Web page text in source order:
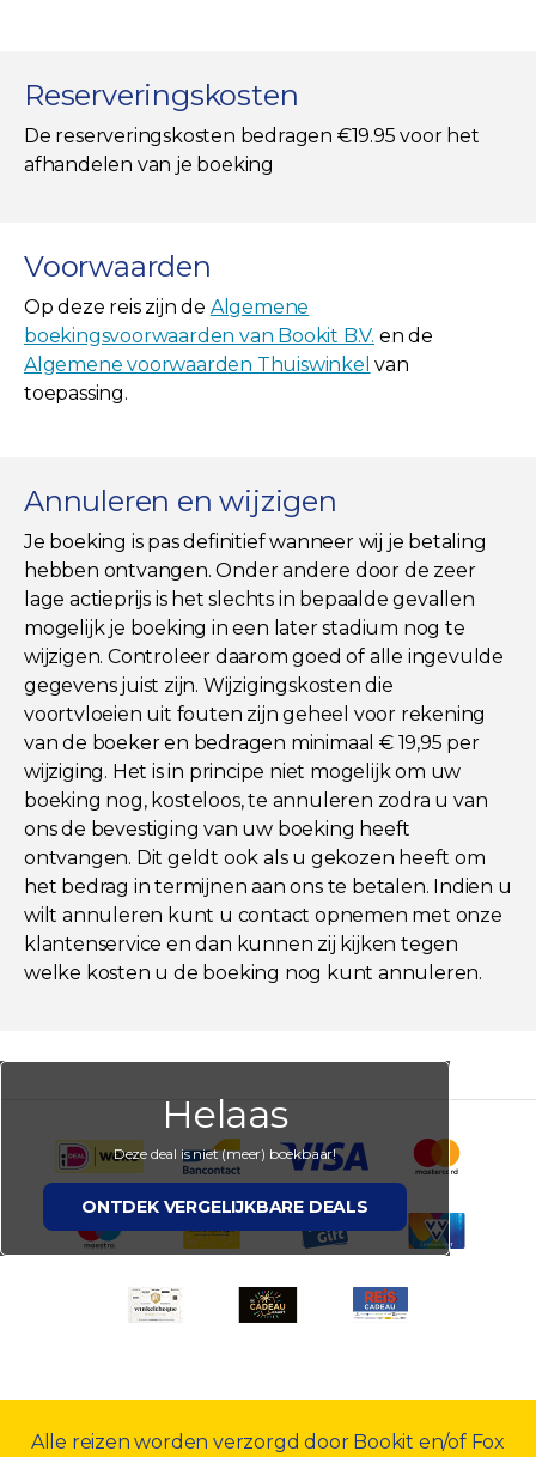
Reserveringskosten
De reserveringskosten bedragen €19.95 voor het
afhandelen van je boeking
Voorwaarden
Op deze reis zijn de Algemene
boekingsvoorwaarden van Bookit B.V. en de
Algemene voorwaarden Thuiswinkel van
toepassing.
Annuleren en wijzigen
Je boeking is pas definitief wanneer wij je betaling
hebben ontvangen. Onder andere door de zeer
lage actieprijs is het slechts in bepaalde gevallen
mogelijk je boeking in een later stadium nog te
wijzigen. Controleer daarom goed of alle ingevulde
gegevens juist zijn. Wijzigingskosten die
voortvloeien uit fouten zijn geheel voor rekening
van de boeker en bedragen minimaal € 19,95 per
wijziging. Het is in principe niet mogelijk om uw
boeking nog, kosteloos, te annuleren zodra u van
ons de bevestiging van uw boeking heeft
ontvangen. Dit geldt ook als u gekozen heeft om
het bedrag in termijnen aan ons te betalen. Indien u
wilt annuleren kunt u contact opnemen met onze
klantenservice en dan kunnen zij kijken tegen
welke kosten u de boeking nog kunt annuleren.
Helaas
Deze deal is niet (meer) boekbaar!
ONTDEK VERGELIJKBARE DEALS
Alle reizen worden verzorgd door Bookit en/of Fox